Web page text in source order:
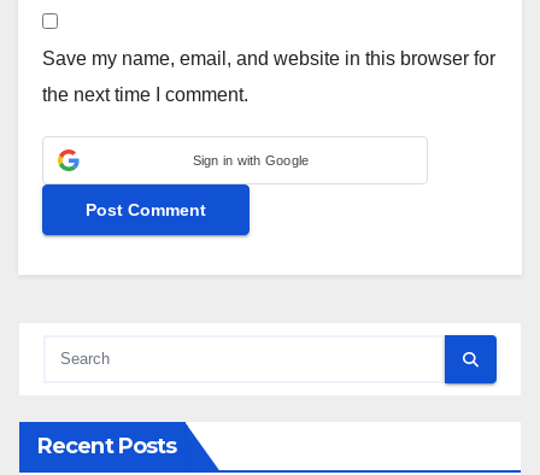
Save my name, email, and website in this browser for
the next time I comment.
Sign in with Google
Recent Posts